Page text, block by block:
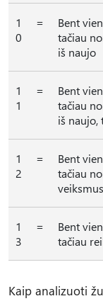
1
0
=
Bent
tačiau
iš naujo
1
1
=
Bent
tačiau
iš naujo,
1
2
=
Bent
tačiau
1
3
=
Bent
tačiau
Kaip analizuoti